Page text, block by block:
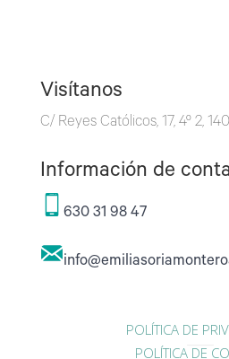
Visítanos
C/ Reyes Católicos, 17, 4º 2,
Información de
630 31 98 47
POLÍTICA DE
POLÍTICA DE